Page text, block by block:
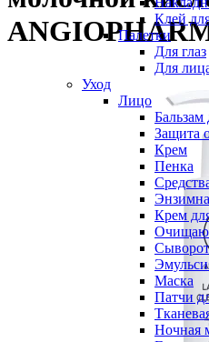
Клей
Палетки
Для глаз
Для
Уход
Лицо
Бальзам
Защита
Крем
Пенка
Крем
Маска
Патчи
Ночная